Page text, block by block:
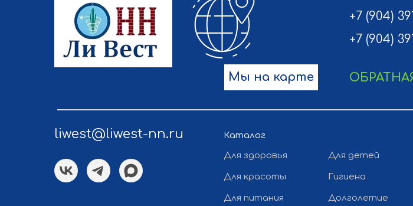
liwest@liwest-nn.ru
+7 (904)
+7 (904)
Для детей
Гигиена
Долголетие
Каталог
Для здоровья
Для красоты
Для питания
Мы на карте